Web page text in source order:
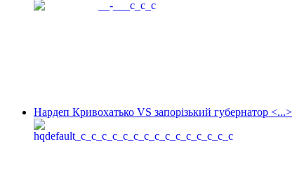
Нардеп Кривохатько VS запорізький губернатор <...>